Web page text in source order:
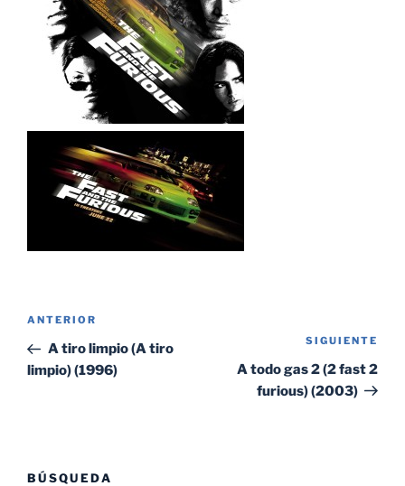
Navegación
entradas
Entrada
anterior:
ANTERIOR
A tiro limpio (A tiro
limpio) (1996)
SIGUIENTE
A todo gas 2 (2 fast 2
furious) (2003)
BÚSQUEDA